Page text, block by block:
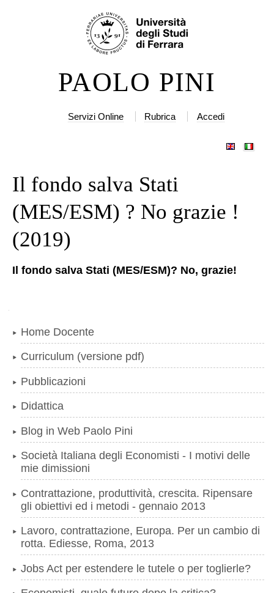
PAOLO PINI
Servizi Online Rubrica Accedi
Il fondo salva Stati
(MES/ESM) ? No grazie !
(2019)
Il fondo salva Stati (MES/ESM)? No, grazie!
Home Docente
Curriculum (versione pdf)
Pubblicazioni
Didattica
Blog in Web Paolo Pini
Società Italiana degli Economisti - I motivi delle
mie dimissioni
Contrattazione, produttività, crescita. Ripensare
gli obiettivi ed i metodi - gennaio 2013
Lavoro, contrattazione, Europa. Per un cambio di
rotta. Ediesse, Roma, 2013
Jobs Act per estendere le tutele o per toglierle?